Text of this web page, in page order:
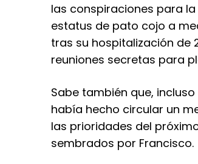
las conspiraciones para
estatus de pato cojo a
tras su hospitalización de
reuniones secretas para
Sabe también que,
había hecho circular un
las prioridades del
sembrados por Francisco.